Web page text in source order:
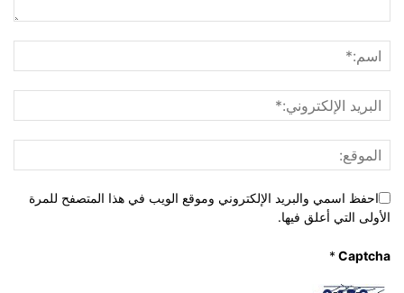
احفظ اسمي والبريد الإلكتروني وموقع الويب في هذا المتصفح للمرة
الأولى التي أعلق فيها.
Captcha
*